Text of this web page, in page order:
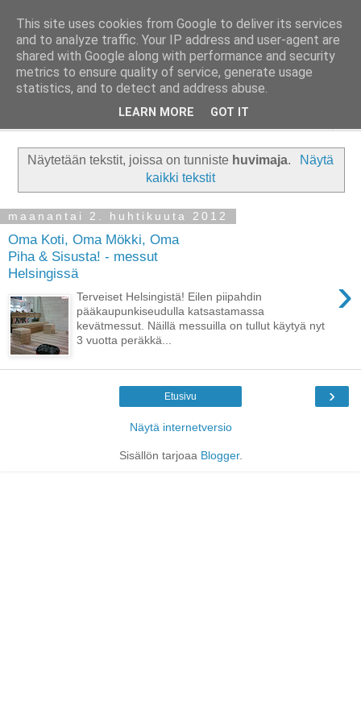
Taloja ja Toiveita
[ Sisustaa ] [ Remontoi ] [ Tuunaa ] [ Haaveilee ] [ Reissaa ]
Näytetään tekstit, joissa on tunniste huvimaja.
Näytä
kaikki tekstit
maanantai 2. huhtikuuta 2012
Oma Koti, Oma Mökki, Oma
Piha & Sisusta! - messut
Helsingissä
›
Terveiset Helsingistä! Eilen piipahdin
pääkaupunkiseudulla katsastamassa
kevätmessut. Näillä messuilla on tullut käytyä nyt
3 vuotta peräkkä...
›
Etusivu
Näytä internetversio
Sisällön tarjoaa Blogger.
This site uses cookies from Google to deliver its services
and to analyze traffic. Your IP address and user-agent are
shared with Google along with performance and security
metrics to ensure quality of service, generate usage
statistics, and to detect and address abuse.
LEARN MORE GOT IT